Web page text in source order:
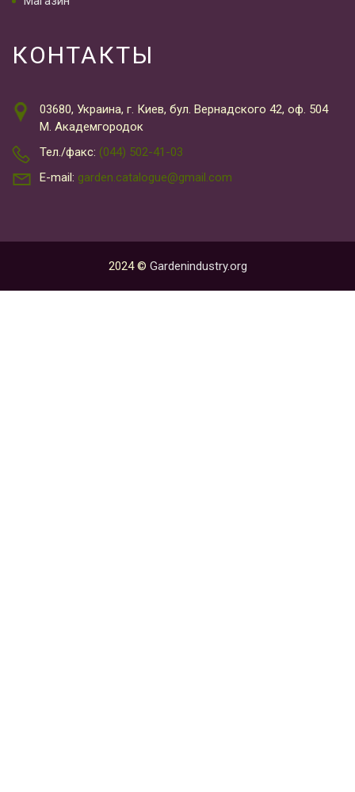
КОНТАКТЫ
03680, Украина, г. Киев, бул. Вернадского 42, оф. 504
М. Академгородок
Тел./факс: (044) 502-41-03
E-mail: garden.catalogue@gmail.com
2024 © Gardenindustry.org